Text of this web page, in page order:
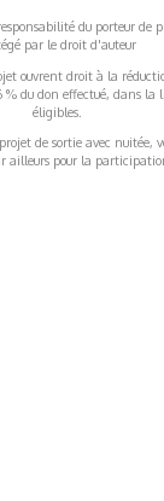
du porteur
par le droit d'auteur
ouvrent droit à la
du don effectué, dans
éligibles.
de sortie avec
ailleurs pour la